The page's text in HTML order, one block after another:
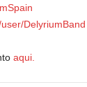
user/DelyriumBand
aqui.